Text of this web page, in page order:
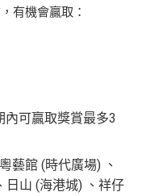
，有機會贏取：
內可贏取獎賞最多3
藝館 (時代廣場) 、
日山 (海港城) 、祥仔